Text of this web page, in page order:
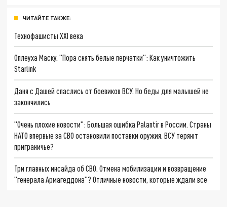
ЧИТАЙТЕ ТАКЖЕ:
Технофашисты XXI века
Оплеуха Маску. "Пора снять белые перчатки": Как уничтожить
Starlink
Даня с Дашей спаслись от боевиков ВСУ. Но беды для малышей не
закончились
"Очень плохие новости": Большая ошибка Palantir в России. Страны
НАТО впервые за СВО остановили поставки оружия. ВСУ теряют
приграничье?
Три главных инсайда об СВО. Отмена мобилизации и возвращение
"генерала Армагеддона"? Отличные новости, которые ждали все